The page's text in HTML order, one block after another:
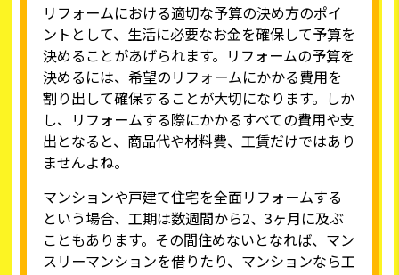
リフォームにおける適切な予算の決め方のポイ
ントとして、生活に必要なお金を確保して予算を
決めることがあげられます。リフォームの予算を
決めるには、希望のリフォームにかかる費用を
割り出して確保することが大切になります。しか
し、リフォームする際にかかるすべての費用や支
出となると、商品代や材料費、工賃だけではあり
ませんよね。
マンションや戸建て住宅を全面リフォームする
という場合、工期は数週間から2、3ヶ月に及ぶ
こともあります。その間住めないとなれば、マン
スリーマンションを借りたり、マンションなら工